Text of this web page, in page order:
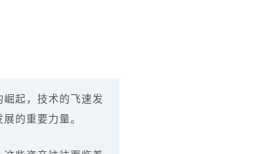
起，技术的飞速发
的重要力量。